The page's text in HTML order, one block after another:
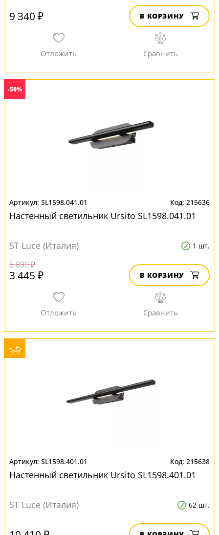
9 340 ₽ В КОРЗИНУ
-50%
SL1598.041.01 215636
Настенный светильник Ursito SL1598.041.01
ST Luce (Италия) 1 шт.
6 890 ₽
3 445 ₽ В КОРЗИНУ
SL1598.401.01 215638
Настенный светильник Ursito SL1598.401.01
ST Luce (Италия) 62 шт.